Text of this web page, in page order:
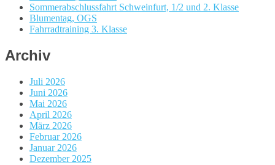
Sommerabschlussfahrt Schweinfurt, 1/2 und 2. Klasse
Blumentag, OGS
Fahrradtraining 3. Klasse
Archiv
Juli 2026
Juni 2026
Mai 2026
April 2026
März 2026
Februar 2026
Januar 2026
Dezember 2025